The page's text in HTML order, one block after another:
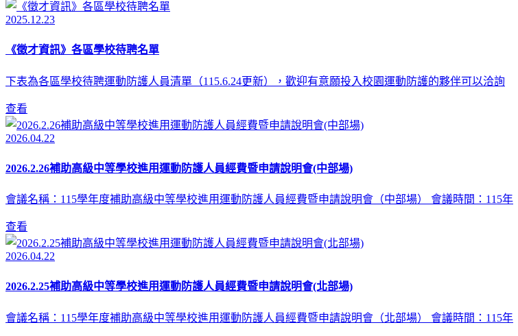
2025.12.23
《徵才資訊》各區學校待聘名單
下表為各區學校待聘運動防護人員清單（115.6.24更新），歡迎有意願投入校園運動防護的夥伴可以洽詢
查看
2026.04.22
2026.2.26補助高級中等學校進用運動防護人員經費暨申請說明會(中部場)
會議名稱：115學年度補助高級中等學校進用運動防護人員經費暨申請說明會（中部場） 會議時間：115年
查看
2026.04.22
2026.2.25補助高級中等學校進用運動防護人員經費暨申請說明會(北部場)
會議名稱：115學年度補助高級中等學校進用運動防護人員經費暨申請說明會（北部場） 會議時間：115年